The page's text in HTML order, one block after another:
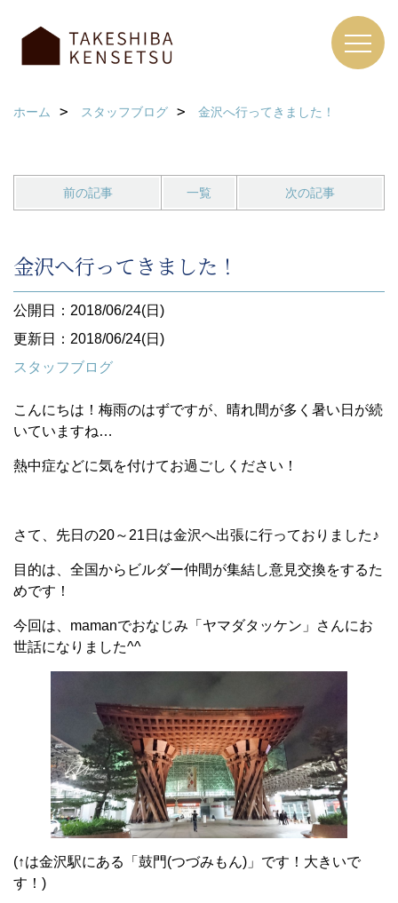
ホーム スタッフブログ 金沢へ行ってきました！
前の記事 一覧 次の記事
金沢へ行ってきました！
公開日：2018/06/24(日)
更新日：2018/06/24(日)
スタッフブログ
こんにちは！梅雨のはずですが、晴れ間が多く暑い日が続
いていますね…
熱中症などに気を付けてお過ごしください！
さて、先日の20～21日は金沢へ出張に行っておりました♪
目的は、全国からビルダー仲間が集結し意見交換をするた
めです！
今回は、mamanでおなじみ「ヤマダタッケン」さんにお
世話になりました^^
(↑は金沢駅にある「鼓門(つづみもん)」です！大きいで
す！)